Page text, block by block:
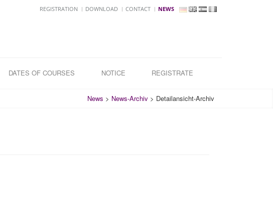
REGISTRATION DOWNLOAD CONTACT NEWS
DATES OF COURSES NOTICE REGISTRATE
News > News-Archiv > Detailansicht-Archiv